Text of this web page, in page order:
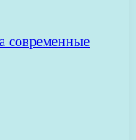
современные